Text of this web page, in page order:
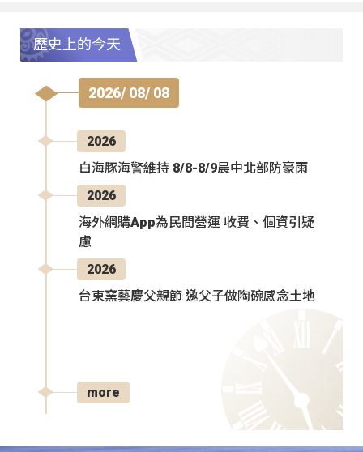
歷史上的今天
2026/ 08/ 08
2026
白海豚海警維持 8/8-8/9晨中北部防豪雨
2026
海外網購App為民間營運 收費、個資引疑
慮
2026
台東窯藝慶父親節 邀父子做陶碗感念土地
more